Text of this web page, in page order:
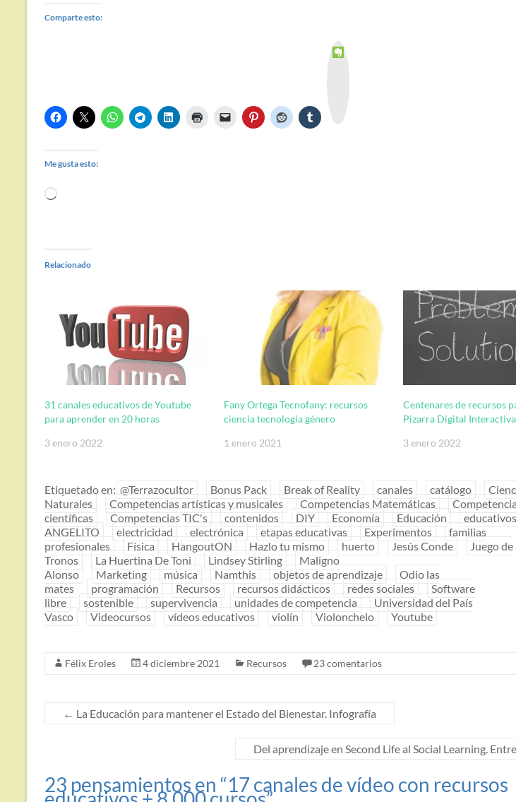
Comparte esto:
Me gusta esto:
Cargando...
Relacionado
31 canales educativos de Youtube
para aprender en 20 horas
3 enero 2022
Fany Ortega Tecnofany: recursos
ciencia tecnología género
1 enero 2021
Centenares de recursos
Pizarra Digital Interactiva
3 enero 2022
Etiquetado en: @Terrazocultor Bonus Pack Break of Reality canales catálogo
Naturales
Competencias artísticas y musicales Competencias Matemáticas
científicas
Competencias TIC's contenidos DIY Economía Educación educativos
ANGELITO
electricidad electrónica etapas educativas Experimentos
familias
profesionales
Física HangoutON Hazlo tu mismo huerto Jesús Conde
Juego de
Tronos
La Huertina De Toni Lindsey Stirling
Maligno
Alonso
Marketing música Namthis objetos de aprendizaje
Odio las
mates
programación Recursos recursos didácticos redes sociales
Software
libre
sostenible supervivencia unidades de competencia
Universidad del País
Vasco
Videocursos vídeos educativos violín Violonchelo Youtube
Félix Eroles 4 diciembre 2021 Recursos 23 comentarios
← La Educación para mantener el Estado del Bienestar. Infografía
Del aprendizaje en Second Life al Social Learning.
23 pensamientos en “17 canales de vídeo con recursos